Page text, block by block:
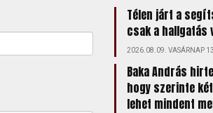
Télen járt a
csak a hallgatás
2026.08.09. VASÁRNAP
Baka András
hogy szerinte
lehet mindent